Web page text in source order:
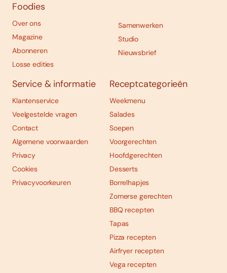
Foodies
Over ons
Magazine
Abonneren
Losse edities
Samenwerken
Studio
Nieuwsbrief
Service & informatie
Klantenservice
Veelgestelde vragen
Contact
Algemene voorwaarden
Privacy
Cookies
Privacyvoorkeuren
Receptcategorieën
Weekmenu
Salades
Soepen
Voorgerechten
Hoofdgerechten
Desserts
Borrelhapjes
Zomerse gerechten
BBQ recepten
Tapas
Pizza recepten
Airfryer recepten
Vega recepten